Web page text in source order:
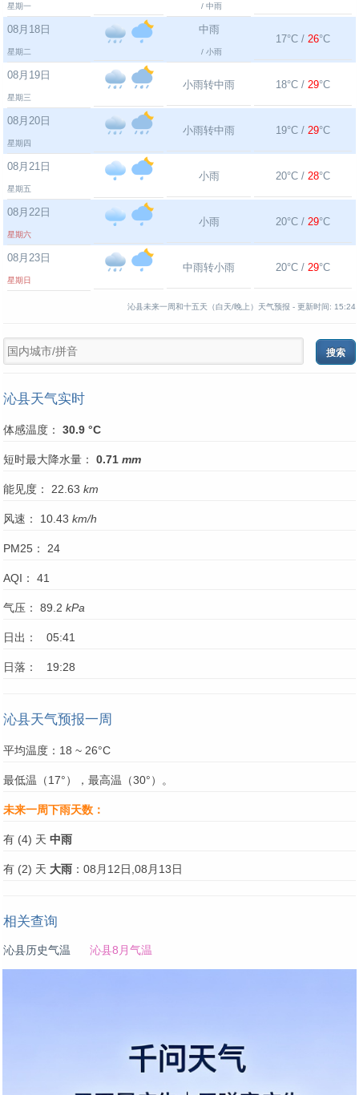
星期一 / 中雨
08月18日
星期二
中雨
/ 小雨
17°C / 26°C
08月19日
星期三
小雨转中雨 18°C / 29°C
08月20日
星期四
小雨转中雨 19°C / 29°C
08月21日
星期五
小雨 20°C / 28°C
08月22日
星期六
小雨 20°C / 29°C
08月23日
星期日
中雨转小雨 20°C / 29°C
沁县未来一周和十五天（白天/晚上）天气预报 - 更新时间: 15:24
沁县天气实时
体感温度： 30.9 °C
短时最大降水量： 0.71 mm
能见度： 22.63 km
风速： 10.43 km/h
PM25： 24
AQI： 41
气压： 89.2 kPa
日出： 05:41
日落： 19:28
沁县天气预报一周
平均温度：18 ~ 26°C
最低温（17°），最高温（30°）。
未来一周下雨天数：
有 (4) 天 中雨
有 (2) 天 大雨 ：08月12日,08月13日
相关查询
沁县历史气温 沁县8月气温